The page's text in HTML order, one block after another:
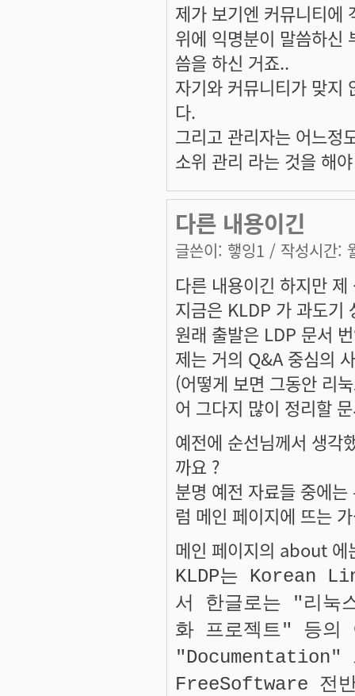
제가 보기엔 커뮤니티에
위에 익명분이 말씀하신
씀을 하신 거죠..
자기와 커뮤니티가 맞지
다.
그리고 관리자는 어느정
소위 관리 라는 것을 해
다른 내용이긴
글쓴이: 햏잉1 / 작성시간:
다른 내용이긴 하지만 제
지금은 KLDP 가 과도기
원래 출발은 LDP 문서
제는 거의 Q&A 중심의
(어떻게 보면 그동안 리
어 그다지 많이 정리할
예전에 순선님께서 생각
까요 ?
분명 예전 자료들 중에
럼 메인 페이지에 뜨는
메인 페이지의 about 에
KLDP는 Korean
서 한글로는 "리눅
화 프로젝트" 등의
"Documentation"
FreeSoftware 전